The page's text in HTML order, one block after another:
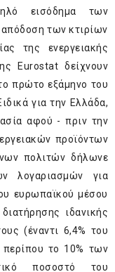
εισόδημα των
απόδοση των κτιρίων
της ενεργειακής
Eurostat δείχνουν
πρώτο εξάμηνο του
για την Ελλάδα,
αφού - πριν την
προϊόντων
πολιτών δήλωνε
λογαριασμών για
ευρωπαϊκού μέσου
ιδανικής
(έναντι 6,4% του
το 10% των
ποσοστό του